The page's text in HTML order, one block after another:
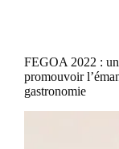
FEGOA 2022 :
promouvoir
gastronomie